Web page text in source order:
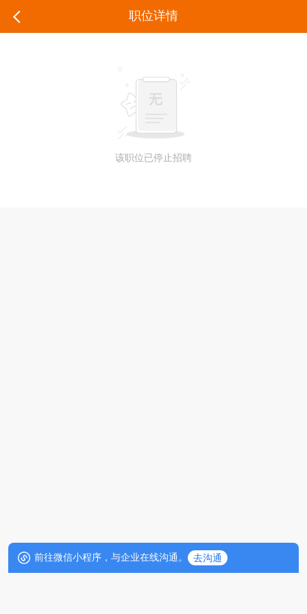
职位详情
该职位已停止招聘
前往微信小程序，与企业在线沟通。 去沟通